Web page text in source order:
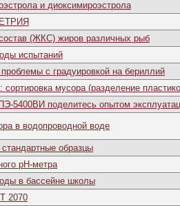
и диоксимироэстрола
(ЖКС) жиров различных рыб
испытаний
с градуировкой на бериллий
мусора (разделение
5400ВИ поделитесь опытом
в водопроводной воде
образцы
рН-метра
в бассейне школы
2070